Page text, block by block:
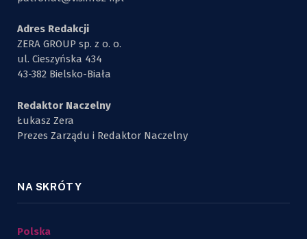
Adres Redakcji
ZERA GROUP sp. z o. o.
ul. Cieszyńska 434
43-382 Bielsko-Biała
Redaktor Naczelny
Łukasz Zera
Prezes Zarządu i Redaktor Naczelny
NA SKRÓTY
Polska